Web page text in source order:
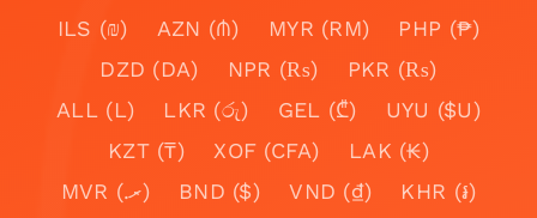
ILS (₪)
AZN (₼) MYR (RM)
PHP (₱)
DZD (DA)
NPR (₨)
PKR (₨)
ALL (L)
LKR (රු) GEL (₾)
UYU ($U)
KZT (₸)
XOF (CFA)
LAK (₭)
MVR (.ރ)
BND ($) VND (₫)
KHR (៛)